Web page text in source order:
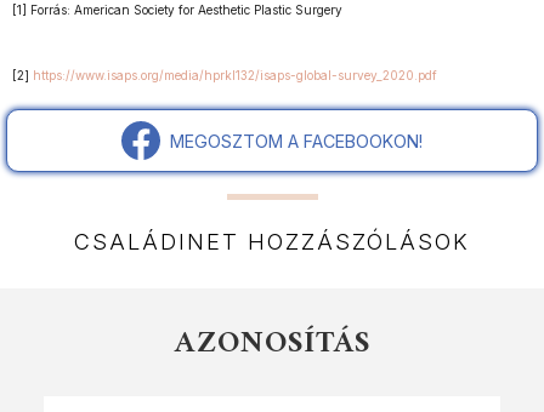
[1] Forrás: American Society for Aesthetic Plastic Surgery
[2] https://www.isaps.org/media/hprkl132/isaps-global-survey_2020.pdf
MEGOSZTOM A FACEBOOKON!
CSALÁDINET HOZZÁSZÓLÁSOK
AZONOSÍTÁS